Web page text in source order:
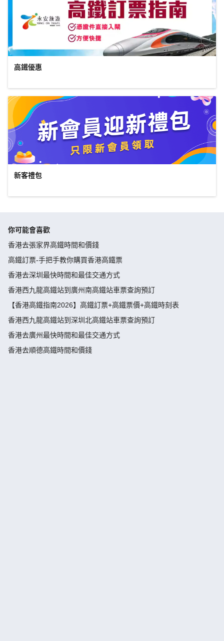
高鐵優惠
新客禮包
你可能會喜歡
香港去張家界高鐵時間和價錢
高鐵訂票-手把手教你購買香港高鐵票
香港去深圳最快時間和最佳交通方式
香港西九龍高鐵站到廣州南高鐵站車票查詢預訂
【香港高鐵指南2026】高鐵訂票+高鐵票價+高鐵時刻表
香港西九龍高鐵站到深圳北高鐵站車票查詢預訂
香港去廣州最快時間和最佳交通方式
香港去順德高鐵時間和價錢